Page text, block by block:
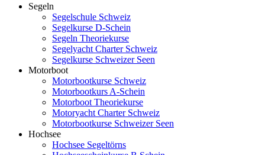
Segeln
Segelschule Schweiz
Segelkurse D-Schein
Segeln Theoriekurse
Segelyacht Charter Schweiz
Segelkurse Schweizer Seen
Motorboot
Motorbootkurse Schweiz
Motorbootkurs A-Schein
Motorboot Theoriekurse
Motoryacht Charter Schweiz
Motorbootkurse Schweizer Seen
Hochsee
Hochsee Segeltörns